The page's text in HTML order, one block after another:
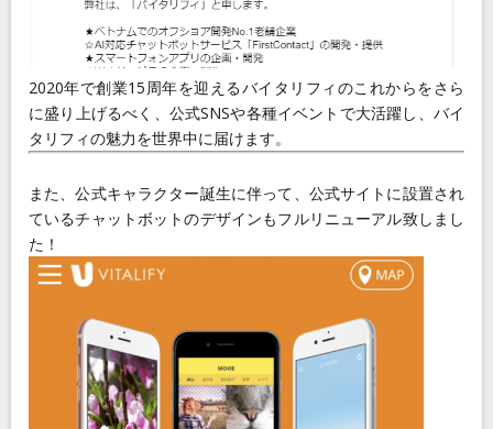
2020年で創業15周年を迎えるバイタリフィのこれからをさら
に盛り上げるべく、公式SNSや各種イベントで大活躍し、バイ
タリフィの魅力を世界中に届けます。
また、公式キャラクター誕生に伴って、公式サイトに設置され
ているチャットボットのデザインもフルリニューアル致しまし
た！